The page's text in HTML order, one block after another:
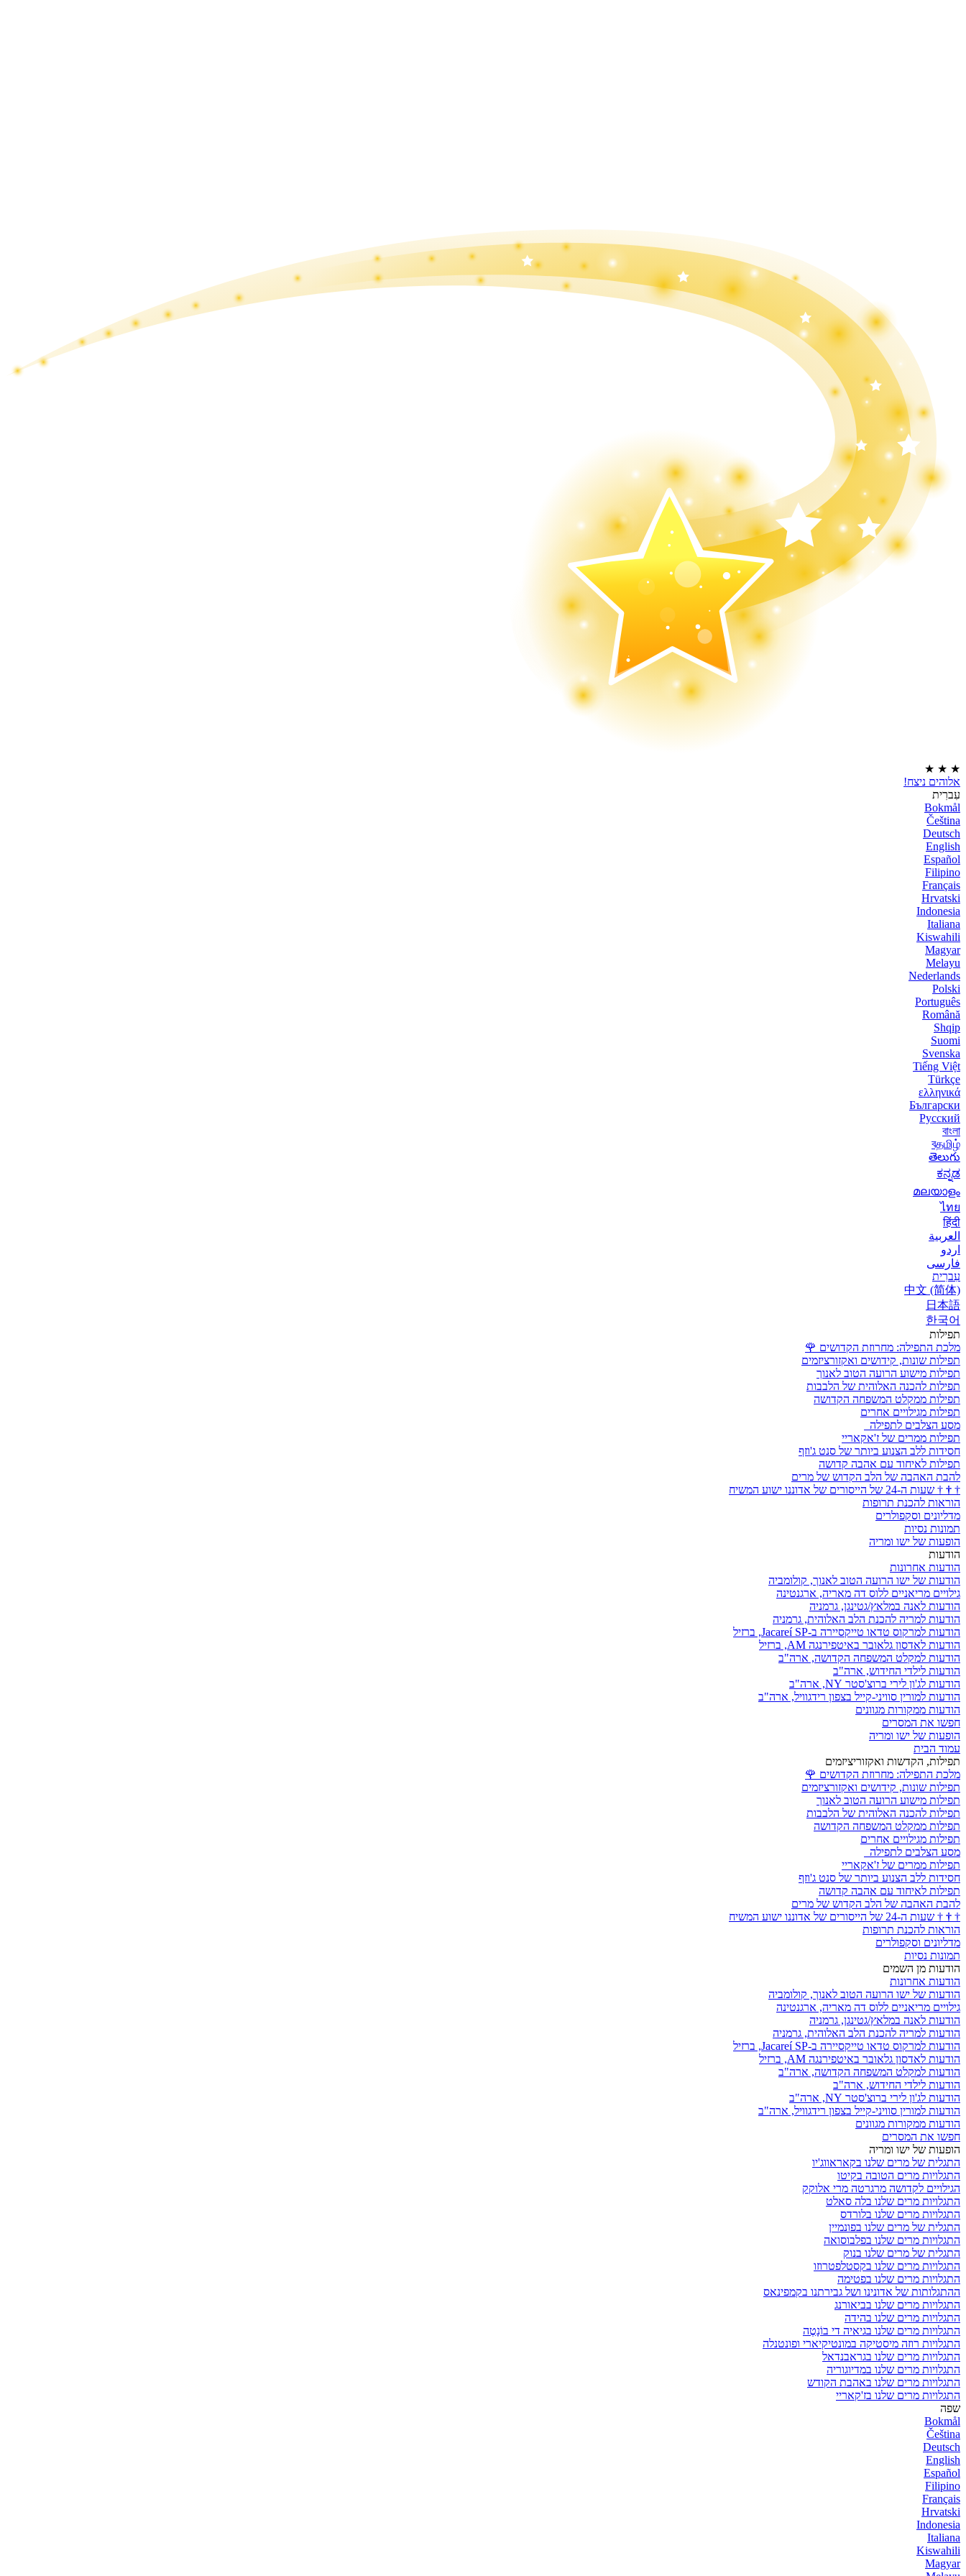
★
★
★
אלוהים ניצח!
עִברִית
Bokmål
Čeština
Deutsch
English
Español
Filipino
Français
Hrvatski
Indonesia
Italiana
Kiswahili
Magyar
Melayu
Nederlands
Polski
Português
Română
Shqip
Suomi
Svenska
Tiếng Việt
Türkçe
ελληνικά
Български
Русский
বাংলা
বதமிழ்
తెలుగు
ಕನ್ನಡ
മലയാളം
ไทย
हिंदी
العربية
اردو
فارسی
עִברִית
中文 (简体)
日本語
한국어
תפילות
מלכת התפילה: מחרוזת הקדושים 🌹
תפילות שונות, קידושים ואקזורציזמים
תפילות מישוע הרועה הטוב לאנוך
תפילות להכנה האלוהית של הלבבות
תפילות ממקלט המשפחה הקדושה
תפילות מגילויים אחרים
מסע הצלבים לתפילה
תפילות ממרים של ז'אקאריי
חסידות ללב הצנוע ביותר של סנט ג'וזף
תפילות לאיחוד עם אהבה קדושה
להבת האהבה של הלב הקדוש של מרים
†
†
† שעות ה-24 של הייסורים של אדוננו ישוע המשיח
הוראות להכנת תרופות
מדליונים וסקפולרים
תמונות נסיות
הופעות של ישו ומריה
הודעות
הודעות אחרונות
הודעות של ישו הרועה הטוב לאנוך, קולומביה
גילויים מריאניים ללוס דה מאריה, ארגנטינה
הודעות לאנה במלאץ/גטינגן, גרמניה
הודעות למריה להכנת הלב האלוהית, גרמניה
הודעות למרקוס טדאו טייקסיירה ב-Jacareí SP, ברזיל
הודעות לאדסון גלאובר באיטפירנגה AM, ברזיל
הודעות למקלט המשפחה הקדושה, ארה"ב
הודעות לילדי החידוש, ארה"ב
הודעות לג'ון לירי ברוצ'סטר NY, ארה"ב
הודעות למורין סוויני-קייל בצפון רידגוויל, ארה"ב
הודעות ממקורות מגוונים
חפשו את המסרים
הופעות של ישו ומריה
עמוד הבית
תפילות, הקדשות ואקזוריציזמים
מלכת התפילה: מחרוזת הקדושים 🌹
תפילות שונות, קידושים ואקזורציזמים
תפילות מישוע הרועה הטוב לאנוך
תפילות להכנה האלוהית של הלבבות
תפילות ממקלט המשפחה הקדושה
תפילות מגילויים אחרים
מסע הצלבים לתפילה
תפילות ממרים של ז'אקאריי
חסידות ללב הצנוע ביותר של סנט ג'וזף
תפילות לאיחוד עם אהבה קדושה
להבת האהבה של הלב הקדוש של מרים
†
†
† שעות ה-24 של הייסורים של אדוננו ישוע המשיח
הוראות להכנת תרופות
מדליונים וסקפולרים
תמונות נסיות
הודעות מן השמים
הודעות אחרונות
הודעות של ישו הרועה הטוב לאנוך, קולומביה
גילויים מריאניים ללוס דה מאריה, ארגנטינה
הודעות לאנה במלאץ/גטינגן, גרמניה
הודעות למריה להכנת הלב האלוהית, גרמניה
הודעות למרקוס טדאו טייקסיירה ב-Jacareí SP, ברזיל
הודעות לאדסון גלאובר באיטפירנגה AM, ברזיל
הודעות למקלט המשפחה הקדושה, ארה"ב
הודעות לילדי החידוש, ארה"ב
הודעות לג'ון לירי ברוצ'סטר NY, ארה"ב
הודעות למורין סוויני-קייל בצפון רידגוויל, ארה"ב
הודעות ממקורות מגוונים
חפשו את המסרים
הופעות של ישו ומריה
התגלית של מרים שלנו בקאראווג'יו
התגלויות מרים הטובה בקיטו
הגילויים לקדושה מרגרטה מרי אלוקק
התגלויות מרים שלנו בלה סאלט
התגלויות מרים שלנו בלורדס
התגלית של מרים שלנו בפונמיין
התגלויות מרים שלנו בפלבוסואה
התגלית של מרים שלנו בנוק
התגלויות מרים שלנו בקסטלפטרוזו
התגלויות מרים שלנו בפטימה
ההתגלותות של אדונינו ושל גבירתנו בקמפינאס
התגלויות מרים שלנו בביאורנג
התגלויות מרים שלנו בהידה
התגלויות מרים שלנו בגיאיה די בוֹנָטֶה
התגלויות רוזה מיסטיקה במונטיקיארי ופונטנלה
התגלויות מרים שלנו בגראבנדאל
התגלויות מרים שלנו במדיוגוריה
התגלויות מרים שלנו באהבת הקודש
התגלויות מרים שלנו בז'קאריי
שפה
Bokmål
Čeština
Deutsch
English
Español
Filipino
Français
Hrvatski
Indonesia
Italiana
Kiswahili
Magyar